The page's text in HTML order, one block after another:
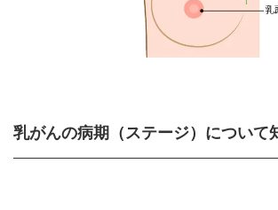
乳がんの病期（ステージ）について